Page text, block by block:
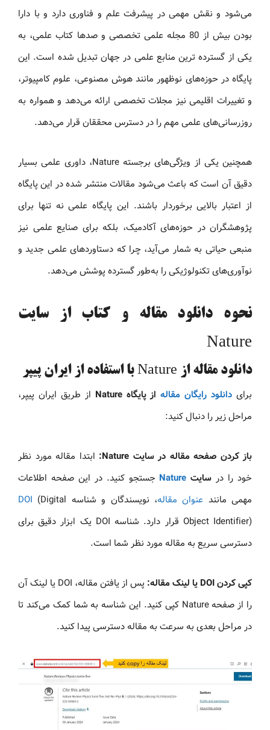
می‌شود و نقش مهمی در پیشرفت علم و فناوری دارد و با دارا
بودن بیش از 80 مجله علمی تخصصی و صدها کتاب علمی، به
یکی از گسترده‌ ترین منابع علمی در جهان تبدیل شده است. این
پایگاه در حوزه‌های نوظهور مانند هوش مصنوعی، علوم کامپیوتر،
و تغییرات اقلیمی نیز مجلات تخصصی ارائه می‌دهد و همواره به‌
روزرسانی‌های علمی مهم را در دسترس محققان قرار می‌دهد.
همچنین یکی از ویژگی‌های برجسته Nature، داوری علمی بسیار
دقیق آن است که باعث می‌شود مقالات منتشر شده در این پایگاه
از اعتبار بالایی برخوردار باشند. این پایگاه علمی نه تنها برای
پژوهشگران در حوزه‌های آکادمیک، بلکه برای صنایع علمی نیز
منبعی حیاتی به شمار می‌آید، چرا که دستاوردهای علمی جدید و
نوآوری‌های تکنولوژیکی را به‌طور گسترده پوشش می‌دهد.
نحوه دانلود مقاله و کتاب از سایت
Nature
دانلود مقاله از Nature با استفاده از ایران پیپر
برای دانلود رایگان مقالهاز پایگاه Nature
از طریق ایران پیپر،
مراحل زیر را دنبال کنید:
باز کردن صفحه مقاله در سایت Nature:
ابتدا مقاله مورد نظر
خود را در سایت Nature جستجو کنید. در این صفحه اطلاعات
مهمی مانند عنوان مقاله، نویسندگان و شناسه DOI (Digital
Object Identifier) قرار دارد. شناسه DOI یک ابزار دقیق برای
دسترسی سریع به مقاله مورد نظر شما است.
کپی کردن DOI یا لینک مقاله:
پس از یافتن مقاله، DOI یا لینک آن
را از صفحه Nature کپی کنید. این شناسه به شما کمک می‌کند تا
در مراحل بعدی به‌ سرعت به مقاله دسترسی پیدا کنید.